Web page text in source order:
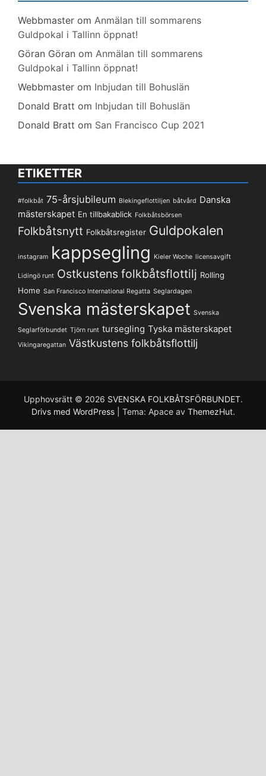
Webbmaster om Anmälan till sommarens
Guldpokal i Tallinn öppnat!
Göran Göran om Anmälan till sommarens
Guldpokal i Tallinn öppnat!
Webbmaster om Inbjudan till Bohuslän
Donald Bratt om Inbjudan till Bohuslän
Donald Bratt om San Francisco Cup 2021
ETIKETTER
#folkbåt 75-årsjubileum Blekingeflottiljen båtvård Danska
mästerskapet En tillbakablick Folkbåtsbörsen
Folkbåtsnytt Folkbåtsregister Guldpokalen
instagram kappsegling Kieler Woche licensavgift
Lidingö runt Ostkustens folkbåtsflottilj Rolling
Home San Francisco International Regatta Seglardagen
Svenska mästerskapet Svenska
Seglarförbundet Tjörn runt tursegling Tyska mästerskapet
Vikingaregattan Västkustens folkbåtsflottilj
Upphovsrätt © 2026 SVENSKA FOLKBÅTSFÖRBUNDET.
Drivs med WordPress
Tema: Apace av ThemezHut.